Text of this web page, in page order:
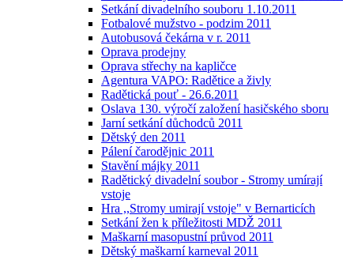
Setkání divadelního souboru 1.10.2011
Fotbalové mužstvo - podzim 2011
Autobusová čekárna v r. 2011
Oprava prodejny
Oprava střechy na kapličce
Agentura VAPO: Radětice a živly
Radětická pouť - 26.6.2011
Oslava 130. výročí založení hasičského sboru
Jarní setkání důchodců 2011
Dětský den 2011
Pálení čarodějnic 2011
Stavění májky 2011
Radětický divadelní soubor - Stromy umírají
vstoje
Hra ,,Stromy umirají vstoje" v Bernarticích
Setkání žen k příležitosti MDŽ 2011
Maškarní masopustní průvod 2011
Dětský maškarní karneval 2011